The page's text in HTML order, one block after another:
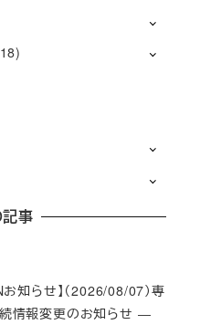
事
知らせ】（2026/08/07）専
情報変更のお知らせ ―